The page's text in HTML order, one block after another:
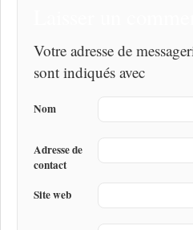
Votre adresse de
sont indiqués avec
Nom
Adresse de
contact
Site web